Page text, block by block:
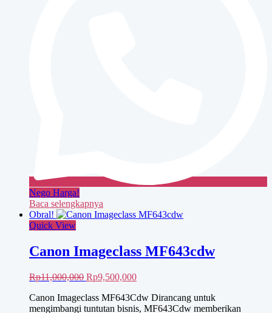
Nego Harga!
Baca selengkapnya
Obral!
Quick View
Canon Imageclass MF643cdw
Rp11,000,000 Harga
adalah:
Rp11,000,000.
Rp9,500,000Harga
ini
adalah:
Canon Imageclass MF643Cdw Dirancang untuk
mengimbangi tuntutan bisnis, MF643Cdw memberikan